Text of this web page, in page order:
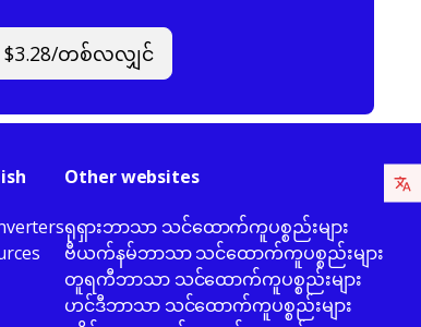
$3.28/တစ်လလျှင်
Other websites
ရုရှားဘာသာ သင်ထောက်ကူပစ္စည်းများ
ဗီယက်နမ်ဘာသာ သင်ထောက်ကူပစ္စည်းများ
တူရကီဘာသာ သင်ထောက်ကူပစ္စည်းများ
ဟင်ဒီဘာသာ သင်ထောက်ကူပစ္စည်းများ